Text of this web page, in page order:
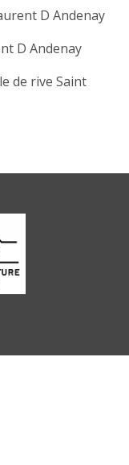
D Andenay
D Andenay
de rive Saint